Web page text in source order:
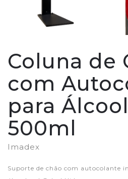
Coluna de
com
para
500ml
Imadex
Suporte de chão com autocolante